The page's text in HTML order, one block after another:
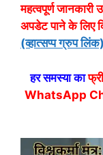
महत्वपूर्ण जानकारी
अपडेट पाने के लिए
(व्हात्सप्प ग्रुप लिंक)
हर समस्या का
WhatsApp